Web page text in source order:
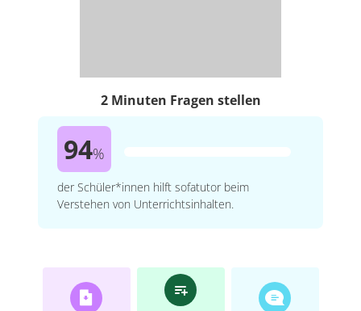
2 Minuten Fragen stellen
94%
der Schüler*innen hilft sofatutor beim
Verstehen von Unterrichtsinhalten.